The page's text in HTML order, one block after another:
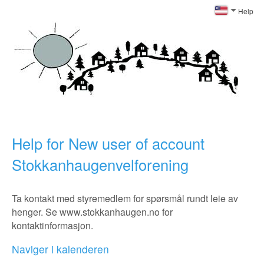
Help
Help for New user of account
Stokkanhaugenvelforening
Ta kontakt med styremedlem for spørsmål rundt leie av
henger. Se www.stokkanhaugen.no for
kontaktinformasjon.
Naviger i kalenderen